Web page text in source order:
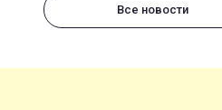
Все новости